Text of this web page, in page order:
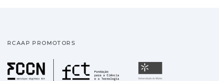
RCAAP PROMOTORS
Fundação para a